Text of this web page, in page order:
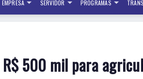
EMPRESA SERVIDOR PROGRAMAS
R$ 500 mil para